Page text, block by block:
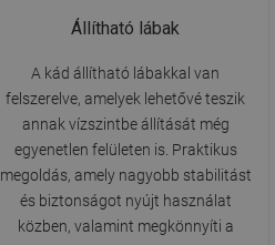
Állítható lábak
A kád állítható lábakkal van
felszerelve, amelyek lehetővé teszik
annak vízszintbe állítását még
egyenetlen felületen is. Praktikus
megoldás, amely nagyobb stabilitást
és biztonságot nyújt használat
közben, valamint megkönnyíti a